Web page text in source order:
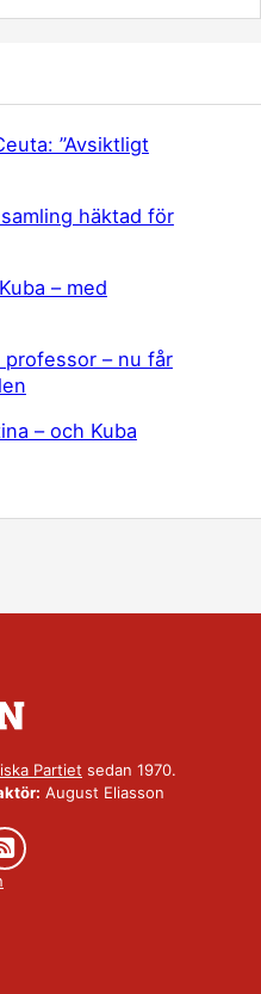
”Avsiktligt
häktad för
– med
– nu får
– och Kuba
Partiet sedan 1970.
August Eliasson